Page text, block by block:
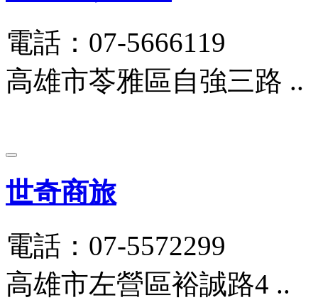
電話：07-5666119
高雄市苓雅區自強三路 ..
世奇商旅
電話：07-5572299
高雄市左營區裕誠路4 ..